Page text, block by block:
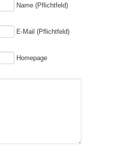
Name (Pflichtfeld)
E-Mail (Pflichtfeld)
Homepage